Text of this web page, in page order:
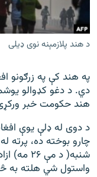
اړیکه
دري پاڼه
راسره ملګري شئ
د ازادې اروپا/
د هند پلازمېنه نوی ډیلی
په هند کې په زرګونو
دي. د دغو کډوالو
هند حکومت خبر
د دوی له ډلې یوې
چارو بوخته ده، پرته
شنبه( د
واستول شي هلته به